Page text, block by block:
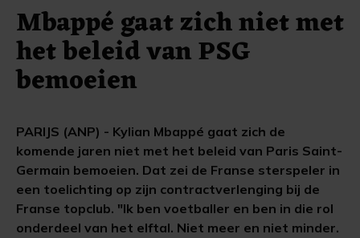
Mbappé gaat zich niet met
het beleid van PSG
bemoeien
PARIJS (ANP) - Kylian Mbappé gaat zich de
komende jaren niet met het beleid van Paris Saint-
Germain bemoeien. Dat zei de Franse sterspeler in
een toelichting op zijn contractverlenging bij de
Franse topclub. "Ik ben voetballer en ben in die rol
onderdeel van het elftal. Niet meer en niet minder.